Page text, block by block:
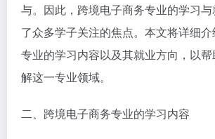
与。因此，跨境电子商务专业的学习
了众多学子关注的焦点。本文将详细
专业的学习内容以及其就业方向，以
解这一专业领域。
二、跨境电子商务专业的学习内容